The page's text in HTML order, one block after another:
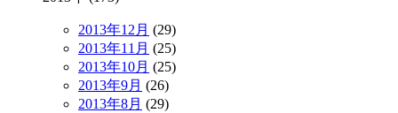
2013年12月 (29)
2013年11月 (25)
2013年10月 (25)
2013年9月 (26)
2013年8月 (29)